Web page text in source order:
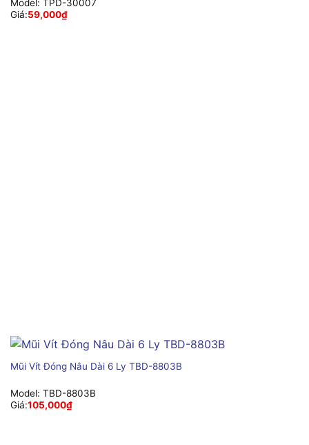
Model: TPD-30007
Giá:59,000₫
Mũi Vít Đóng Nâu Dài 6 Ly TBD-8803B
Model: TBD-8803B
Giá:105,000₫